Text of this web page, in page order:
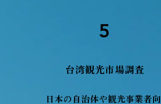
5
台湾観光市場調査
日本の自治体や観光事業者向